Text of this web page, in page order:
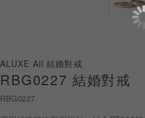
黃金金飾
關於ALUXE
ALUXE All 結婚對戒
RBG0227 結婚對戒
RBG0227